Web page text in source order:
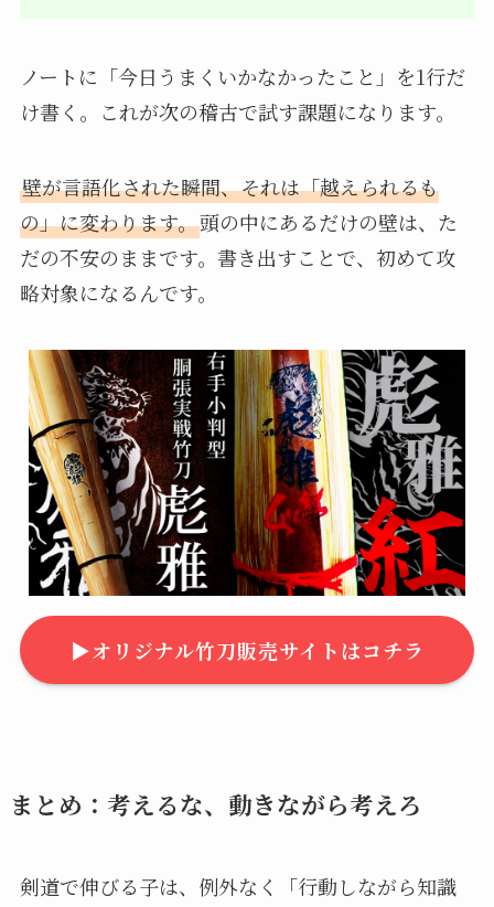
ノートに「今日うまくいかなかったこと」を1行だ
け書く。これが次の稽古で試す課題になります。
壁が言語化された瞬間、それは「越えられるも
の」に変わります。頭の中にあるだけの壁は、た
だの不安のままです。書き出すことで、初めて攻
略対象になるんです。
▶︎オリジナル竹刀販売サイトはコチラ
まとめ：考えるな、動きながら考えろ
剣道で伸びる子は、例外なく「行動しながら知識